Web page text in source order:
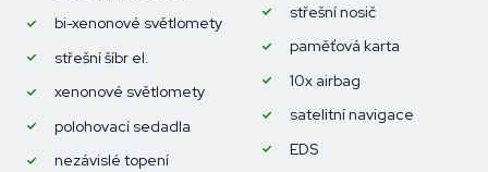
bi-xenonové světlomety
střešní šíbr el.
xenonové světlomety
polohovací sedadla
nezávislé topení
střešní nosič
paměťová karta
10x airbag
satelitní navigace
EDS